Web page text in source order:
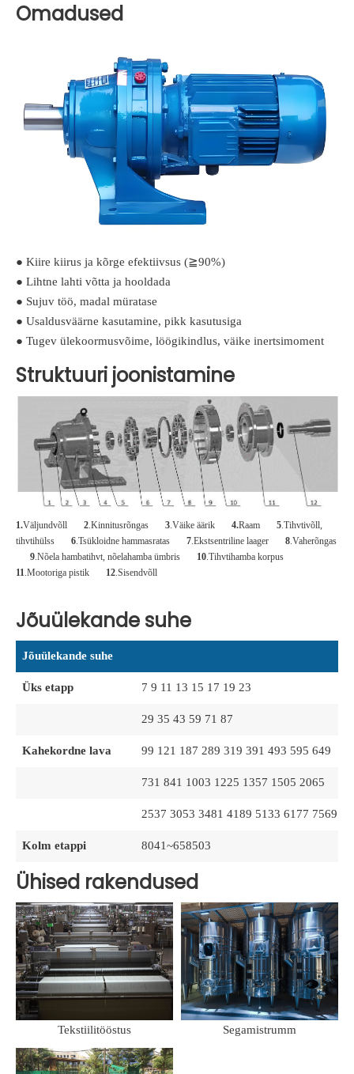
Omadused
● Kiire kiirus ja kõrge efektiivsus (≧90%)
● Lihtne lahti võtta ja hooldada
● Sujuv töö, madal müratase
● Usaldusväärne kasutamine, pikk kasutusiga
● Tugev ülekoormusvõime, löögikindlus, väike inertsimoment
Struktuuri joonistamine
1.Väljundvõll 2 .Kinnitusrõngas 3 .Väike äärik 4.Raam 5 .Tihvtivõll,
tihvtihülss 6 .Tsükloidne hammasratas 7 .Ekstsentriline laager 8 .Vaherõngas
9 .Nõela hambatihvt, nõelahamba ümbris 10 .Tihvtihamba korpus
11 .Mootoriga pistik 12 .Sisendvõll
Jõuülekande suhe
Jõuülekande suhe
Üks etapp 7 9 11 13 15 17 19 23
29 35 43 59 71 87
Kahekordne lava 99 121 187 289 319 391 493 595 649
731 841 1003 1225 1357 1505 2065
2537 3053 3481 4189 5133 6177 7569
Kolm etappi 8041~658503
Ühised rakendused
Tekstiilitööstus Segamistrumm